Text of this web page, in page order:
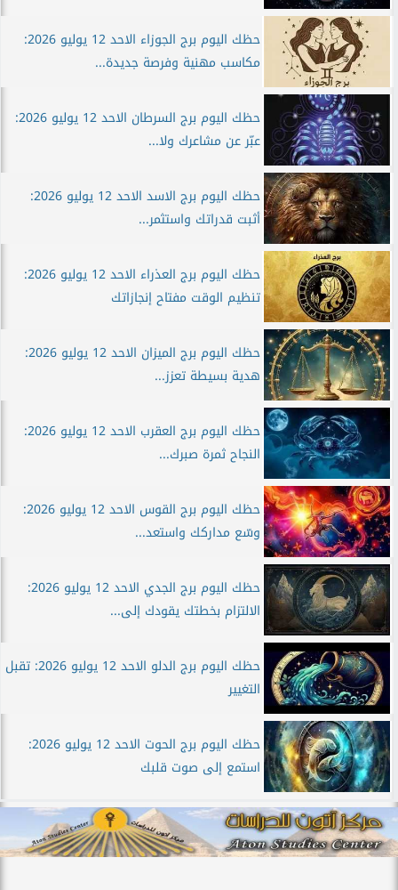
حظك اليوم برج الجوزاء الاحد 12 يوليو 2026:
مكاسب مهنية وفرصة جديدة...
حظك اليوم برج السرطان الاحد 12 يوليو 2026:
عبّر عن مشاعرك ولا...
حظك اليوم برج الاسد الاحد 12 يوليو 2026:
أثبت قدراتك واستثمر...
حظك اليوم برج العذراء الاحد 12 يوليو 2026:
تنظيم الوقت مفتاح إنجازاتك
حظك اليوم برج الميزان الاحد 12 يوليو 2026:
هدية بسيطة تعزز...
حظك اليوم برج العقرب الاحد 12 يوليو 2026:
النجاح ثمرة صبرك...
حظك اليوم برج القوس الاحد 12 يوليو 2026:
وسّع مداركك واستعد...
حظك اليوم برج الجدي الاحد 12 يوليو 2026:
الالتزام بخطتك يقودك إلى...
حظك اليوم برج الدلو الاحد 12 يوليو 2026: تقبل
التغيير
حظك اليوم برج الحوت الاحد 12 يوليو 2026:
استمع إلى صوت قلبك